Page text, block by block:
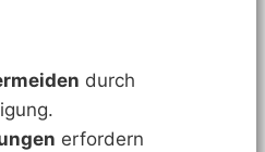
durch
erfordern